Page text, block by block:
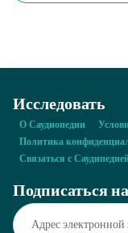
Исследовать
О Саудиопедии
Политика
Связаться с
Подписаться